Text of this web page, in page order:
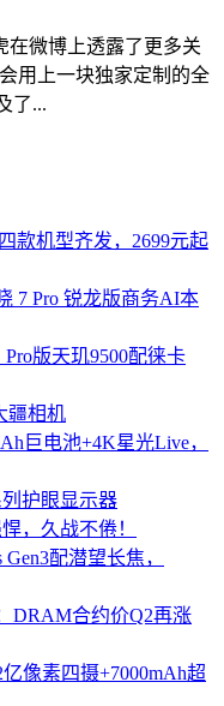
在微博上透露了更多关
用上一块独家定制的全
了...
款机型齐发，2699元起
7 Pro 锐龙版商务AI本
版天玑9500配徕卡
疆相机
巨电池+4K星光Live，
护眼显示器
，久战不倦！
配潜望长焦，
DRAM合约价Q2再涨
像素四摄+7000mAh超